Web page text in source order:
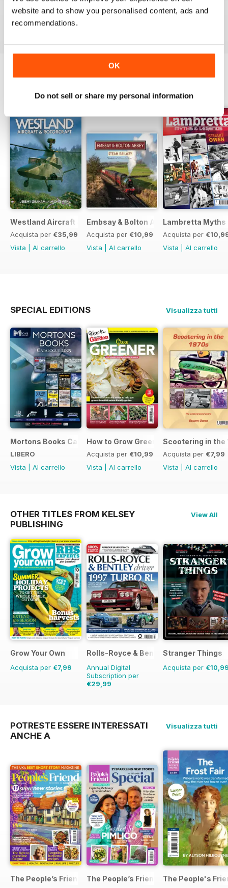
website and to show you personalised content, ads and
recommendations.
OK
Do not sell or share my personal information
Westland Aircraft & Rotorcraft - Secret Projects & Cutting -
Acquista per €35,99
Vista
Al carrello
Embsay & Bolton Abbey Steam
Acquista per €10,99
Vista
Al carrello
Lambretta Myths
Acquista per
Vista
Al carrello
SPECIAL EDITIONS Visualizza tutti
Mortons Books Catalogue 2025
LIBERO
Vista
Al carrello
How to Grow Greener
Acquista per €10,99
Vista
Al carrello
Scootering in the
Acquista per €7,99
Vista
Al carrello
OTHER TITLES FROM KELSEY
PUBLISHING
View All
Grow Your Own
Acquista per €7,99
Rolls-Royce & Bentley Driver
Annual Digital
Subscription per
€29,99
Stranger Things
Acquista per
POTRESTE ESSERE INTERESSATI
ANCHE A
Visualizza tutti
The People’s Friend The People’s Friend SpecialThe People's